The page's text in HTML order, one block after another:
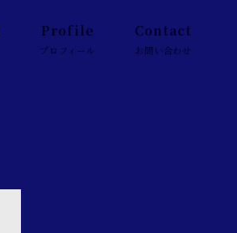
Profile
プロフィール
Contact
お問い合わせ